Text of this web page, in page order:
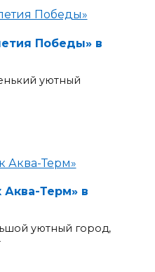
Победы» в
уютный
Терм» в
уютный город,